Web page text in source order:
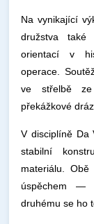
Na vynikající
družstva také
orientací v
operace.
ve střelbě ze
překážkové
V disciplíně Da
stabilní
materiálu.
úspěchem —
druhému se ho